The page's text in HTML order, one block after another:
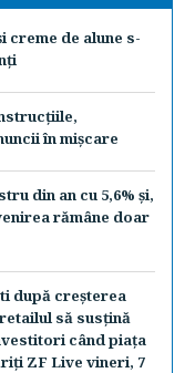
creme de alune s-
în mişcare
din an cu 5,6% şi,
rămâne doar
după creşterea
să susţină
când piaţa
ZF Live vineri, 7